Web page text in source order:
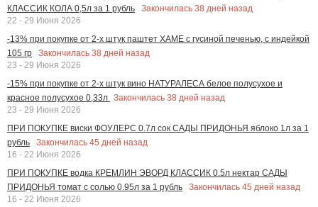
КЛАССИК КОЛА 0,5л за 1 рубль
Закончилась 38 дней назад
22 - 29 Июня 2026
-13% при покупке от 2-х штук паштет ХАМЕ с гусиной печенью, с индейкой
105 гр
Закончилась 38 дней назад
23 - 29 Июня 2026
-15% при покупке от 2-х штук вино НАТУРАЛЕСА белое полусухое и
красное полусухое 0,33л Закончилась 38 дней назад
23 - 29 Июня 2026
ПРИ ПОКУПКЕ виски ФОУЛЕРС 0.7л сок САДЫ ПРИДОНЬЯ яблоко 1л за 1
рубль
Закончилась 45 дней назад
16 - 22 Июня 2026
ПРИ ПОКУПКЕ водка КРЕМЛИН ЭВОРД КЛАССИК 0.5л нектар САДЫ
ПРИДОНЬЯ томат с солью 0.95л за 1 рубль
Закончилась 45 дней назад
16 - 22 Июня 2026